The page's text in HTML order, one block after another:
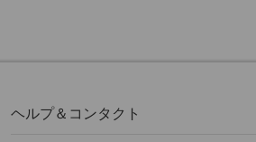
ヘルプ＆コンタクト